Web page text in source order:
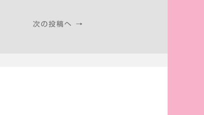
次の投稿へ →